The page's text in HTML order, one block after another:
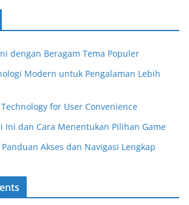
dengan Beragam Tema Populer
Modern untuk Pengalaman Lebih
for User Convenience
Ini dan Cara Menentukan Pilihan Game
Akses dan Navigasi Lengkap